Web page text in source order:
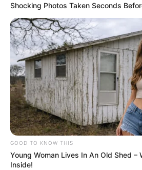
ΤΑΥΤΟΤΗΤΑ ΚΑΙ ΕΠΙΚΟΙΝΩΝΙΑ
Shocking Photos Taken Seconds
GOOD TO KNOW THIS
Young Woman Lives In An Old Shed –
Inside!